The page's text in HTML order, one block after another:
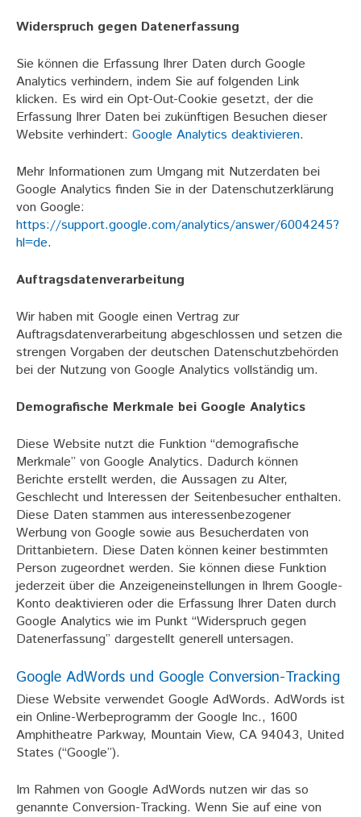
Widerspruch gegen Datenerfassung
Sie können die Erfassung Ihrer Daten durch Google
Analytics verhindern, indem Sie auf folgenden Link
klicken. Es wird ein Opt-Out-Cookie gesetzt, der die
Erfassung Ihrer Daten bei zukünftigen Besuchen dieser
Website verhindert: Google Analytics deaktivieren.
Mehr Informationen zum Umgang mit Nutzerdaten bei
Google Analytics finden Sie in der Datenschutzerklärung
von Google:
https://support.google.com/analytics/answer/6004245?
hl=de.
Auftragsdatenverarbeitung
Wir haben mit Google einen Vertrag zur
Auftragsdatenverarbeitung abgeschlossen und setzen die
strengen Vorgaben der deutschen Datenschutzbehörden
bei der Nutzung von Google Analytics vollständig um.
Demografische Merkmale bei Google Analytics
Diese Website nutzt die Funktion “demografische
Merkmale” von Google Analytics. Dadurch können
Berichte erstellt werden, die Aussagen zu Alter,
Geschlecht und Interessen der Seitenbesucher enthalten.
Diese Daten stammen aus interessenbezogener
Werbung von Google sowie aus Besucherdaten von
Drittanbietern. Diese Daten können keiner bestimmten
Person zugeordnet werden. Sie können diese Funktion
jederzeit über die Anzeigeneinstellungen in Ihrem Google-
Konto deaktivieren oder die Erfassung Ihrer Daten durch
Google Analytics wie im Punkt “Widerspruch gegen
Datenerfassung” dargestellt generell untersagen.
Google AdWords und Google Conversion-Tracking
Diese Website verwendet Google AdWords. AdWords ist
ein Online-Werbeprogramm der Google Inc., 1600
Amphitheatre Parkway, Mountain View, CA 94043, United
States (“Google”).
Im Rahmen von Google AdWords nutzen wir das so
genannte Conversion-Tracking. Wenn Sie auf eine von